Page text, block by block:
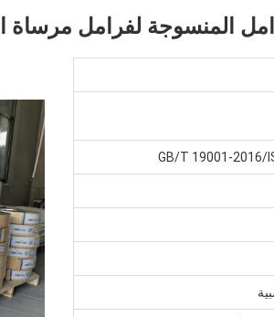
المنسوجة لفرامل مرساة
GB/T 19001-2016/